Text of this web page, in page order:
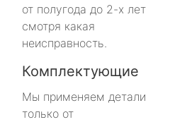
от полугода до 2-х лет
смотря какая
неисправность.
Комплектующие
Мы применяем детали
только от